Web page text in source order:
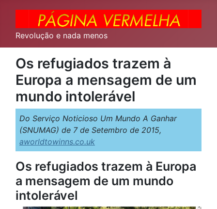
Revolução e nada menos
Os refugiados trazem à
Europa a mensagem de um
mundo intolerável
Do Serviço Noticioso Um Mundo A Ganhar
(SNUMAG) de 7 de Setembro de 2015,
aworldtowinns.co.uk
Os refugiados trazem à Europa
a mensagem de um mundo
intolerável